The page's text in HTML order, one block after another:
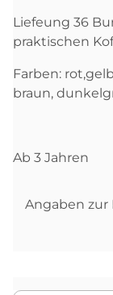
Liefeung 36
praktischen
Farben:
braun,
Ab 3 Jahren
Angaben